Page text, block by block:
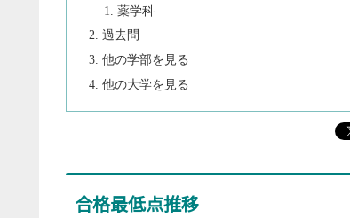
薬学科
過去問
他の学部を見る
他の大学を見る
合格最低点推移